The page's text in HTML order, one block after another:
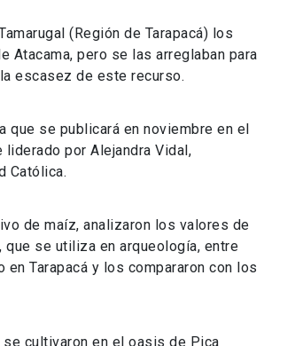
(Región de Tarapacá) los
pero se las arreglaban para
escasez de este recurso.
que se publicará en noviembre en el
por Alejandra Vidal,
Católica.
de maíz, analizaron los valores de
se utiliza en arqueología, entre
Tarapacá y los compararon con los
cultivaron en el oasis de Pica